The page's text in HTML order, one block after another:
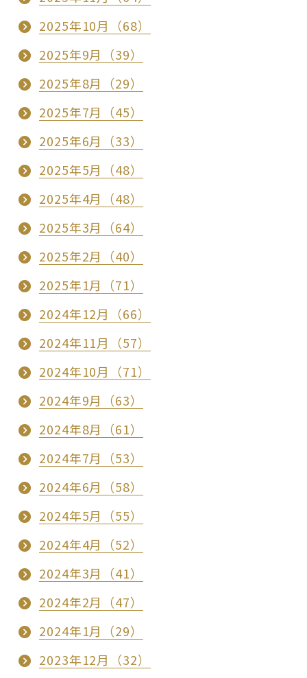
2025年10月（68）
2025年9月（39）
2025年8月（29）
2025年7月（45）
2025年6月（33）
2025年5月（48）
2025年4月（48）
2025年3月（64）
2025年2月（40）
2025年1月（71）
2024年12月（66）
2024年11月（57）
2024年10月（71）
2024年9月（63）
2024年8月（61）
2024年7月（53）
2024年6月（58）
2024年5月（55）
2024年4月（52）
2024年3月（41）
2024年2月（47）
2024年1月（29）
2023年12月（32）